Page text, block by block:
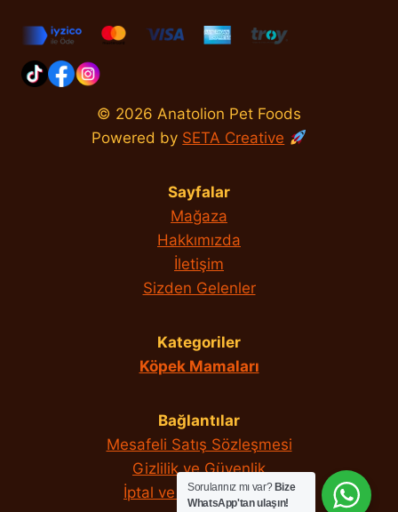
© 2026 Anatolion Pet Foods
Powered by SETA Creative
Sayfalar
Mağaza
Hakkımızda
İletişim
Sizden Gelenler
Kategoriler
Köpek Mamaları
Bağlantılar
Mesafeli Satış Sözleşmesi
Gizlilik ve Güvenlik
İptal ve İade Koşulları
Sorularınız mı var? Bize
WhatsApp'tan ulaşın!